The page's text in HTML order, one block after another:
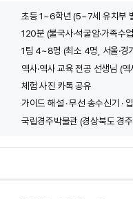
초등 1~6학년 (5~7세 유치부
120분 (불국사·석굴암·가족수
1팀 4~8명 (최소 4명, 서울·경
역사·역사 교육 전공 선생님 (역
체험 사진 카톡 공유
가이드 해설 · 무선 송수신기 ·
국립경주박물관 (경상북도 경